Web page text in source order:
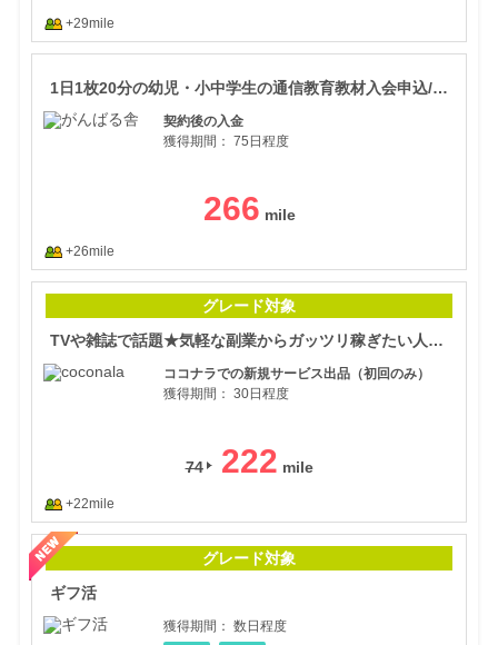
+29mile
1日1枚20分の幼児・小中学生の通信教育教材入会申込/がんばる舎
契約後の入金
獲得期間： 75日程度
266
+26mile
グレード対象
TVや雑誌で話題★気軽な副業からガッツリ稼ぎたい人まで！自分のスキルや得意が売れるココナラ
ココナラでの新規サービス出品（初回のみ）
獲得期間： 30日程度
74 222
+22mile
グレード対象
ギフ活
獲得期間： 数日程度